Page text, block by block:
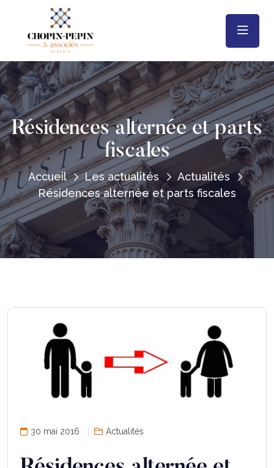
Résidences alternée et parts
fiscales
Accueil Les actualités
Actualités
Résidences alternée et parts fiscales
30 mai 2016 Actualités